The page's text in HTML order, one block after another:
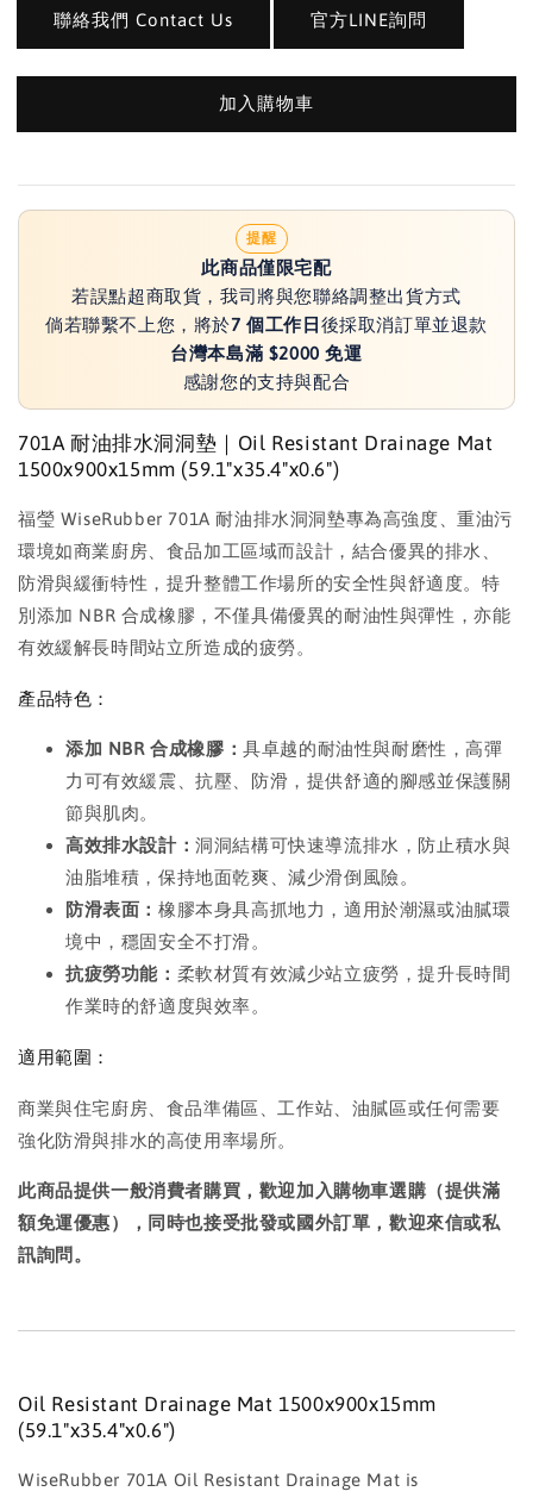
聯絡我們 Contact Us 官方LINE詢問
加入購物車
提醒
此商品僅限宅配
若誤點超商取貨，我司將與您聯絡調整出貨方式
倘若聯繫不上您，將於7 個工作日 後採取消訂單並退款
台灣本島滿 $2000 免運
感謝您的支持與配合
701A 耐油排水洞洞墊｜Oil Resistant Drainage Mat
1500x900x15mm (59.1"x35.4"x0.6")
福瑩 WiseRubber 701A 耐油排水洞洞墊專為高強度、重油污
環境如商業廚房、食品加工區域而設計，結合優異的排水、
防滑與緩衝特性，提升整體工作場所的安全性與舒適度。特
別添加 NBR 合成橡膠，不僅具備優異的耐油性與彈性，亦能
有效緩解長時間站立所造成的疲勞。
產品特色：
添加 NBR 合成橡膠：具卓越的耐油性與耐磨性，高彈
力可有效緩震、抗壓、防滑，提供舒適的腳感並保護關
節與肌肉。
高效排水設計：洞洞結構可快速導流排水，防止積水與
油脂堆積，保持地面乾爽、減少滑倒風險。
防滑表面： 橡膠本身具高抓地力，適用於潮濕或油膩環
境中，穩固安全不打滑。
抗疲勞功能： 柔軟材質有效減少站立疲勞，提升長時間
作業時的舒適度與效率。
適用範圍：
商業與住宅廚房、食品準備區、工作站、油膩區或任何需要
強化防滑與排水的高使用率場所。
此商品提供一般消費者購買，歡迎加入購物車選購（提供滿
額免運優惠），同時也接受批發或國外訂單，歡迎來信或私
訊詢問。
Oil Resistant Drainage Mat 1500x900x15mm
(59.1"x35.4"x0.6")
WiseRubber 701A Oil Resistant Drainage Mat is